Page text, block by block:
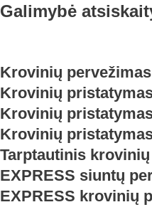
Galimybė
Krovinių
Krovinių
Krovinių
Krovinių
Tarptautinis
EXPRESS siuntų
EXPRESS krovinių